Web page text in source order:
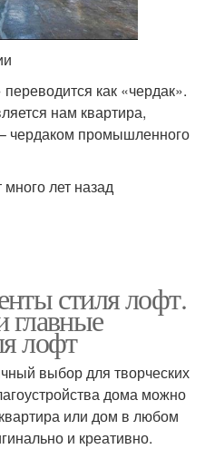
как «чердак».
нам квартира,
чердаком промышленного
лет назад
стиля лофт.
главные
лофт
выбор для творческих
дома можно
или дом в любом
и креативно.